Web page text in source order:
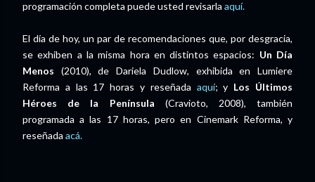
programación completa puede usted revisarla aquí.
El día de hoy, un par de recomendaciones que, por desgracia,
se exhiben a la misma hora en distintos espacios: Un Día
Menos (2010), de Dariela Dudlow, exhibida en Lumiere
Reforma a las 17 horas y reseñada aquí; y Los Últimos
Héroes de la Península (Cravioto, 2008), también
programada a las 17 horas, pero en Cinemark Reforma, y
reseñada acá.